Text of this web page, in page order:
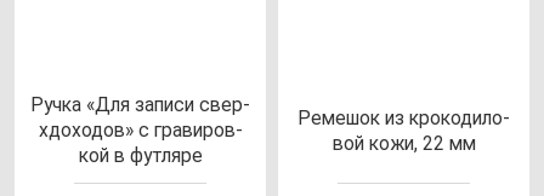
Руч­ка «Для за­пи­си свер­
хдо­хо­дов» с гра­ви­ров­
кой в фут­ля­ре
Реме­шок из кро­ко­ди­ло­
вой ко­жи, 22 мм